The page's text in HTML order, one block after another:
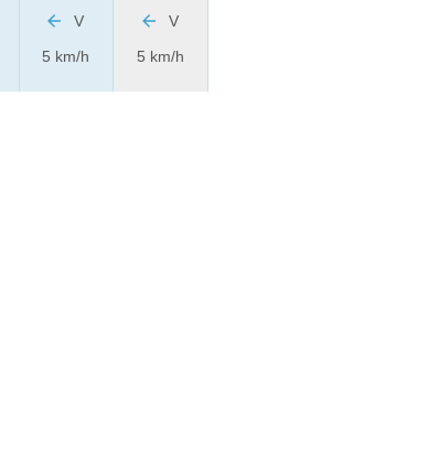
V
5 km/h
V
5 km/h